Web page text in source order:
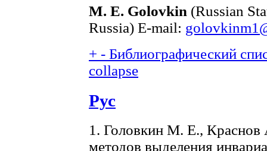
M. E. Golovkin (Russian
Russia) E-mail:
+ - Библиографический
collapse
Рус
1. Головкин М. Е.,
методов выделения